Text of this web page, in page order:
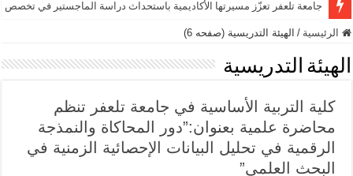
جامعة تلعفر تعزّز مسيرتها الأكاديمية باستحداث دراسة الماجستير في تخصص
الرئيسية / الهيئة التدريسية (صفحه 6)
الهيئة التدريسية
كلية التربية الأساسية في جامعة تلعفر تنظم
محاضرة علمية بعنوان:”دور المحاكاة والنمذجة
الرقمية في تحليل البيانات الإحصائية الزمنية في
البحث العلمي”